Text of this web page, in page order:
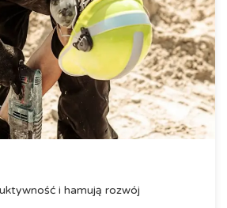
i hamują rozwój